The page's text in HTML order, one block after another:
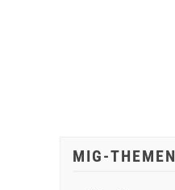
MIG-THEMEN